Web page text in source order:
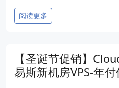
阅读更多
【圣诞节促销】
易斯新机房VPS-年